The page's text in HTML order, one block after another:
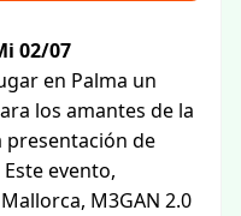
02/07
en Palma un
los amantes de la
presentación de
evento,
M3GAN 2.0